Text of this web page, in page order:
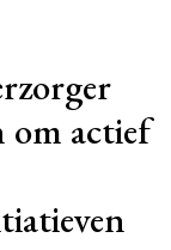
om actief